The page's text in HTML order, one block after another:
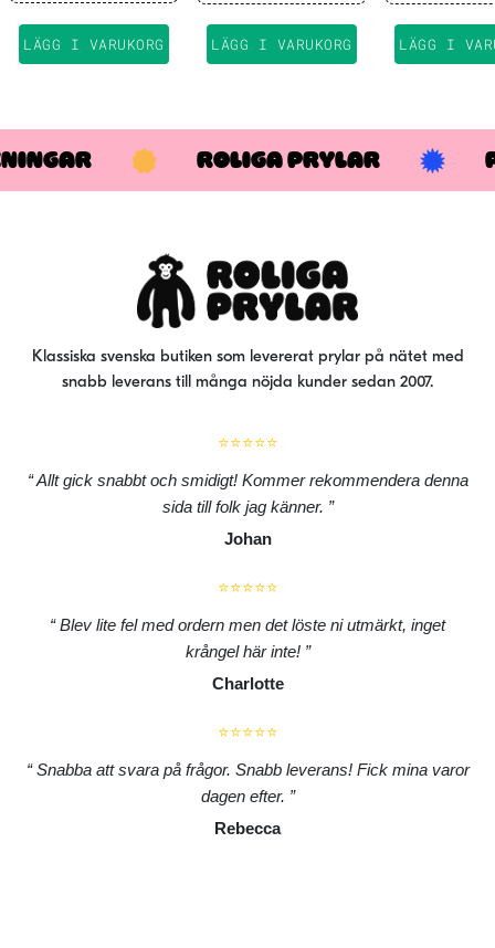
LÄGG I VARUKORG
priset
priset
49 kr.
LÄGG I VARUKORG LÄGG I
ROLIGA PRYLAR
Klassiska svenska butiken som levererat prylar på nätet med
snabb leverans till många nöjda kunder sedan 2007.
⭐⭐⭐⭐⭐
Allt gick snabbt och smidigt! Kommer rekommendera denna
sida till folk jag känner.
Johan
⭐⭐⭐⭐⭐
Blev lite fel med ordern men det löste ni utmärkt, inget
krångel här inte!
Charlotte
⭐⭐⭐⭐⭐
Snabba att svara på frågor. Snabb leverans! Fick mina varor
dagen efter.
Rebecca